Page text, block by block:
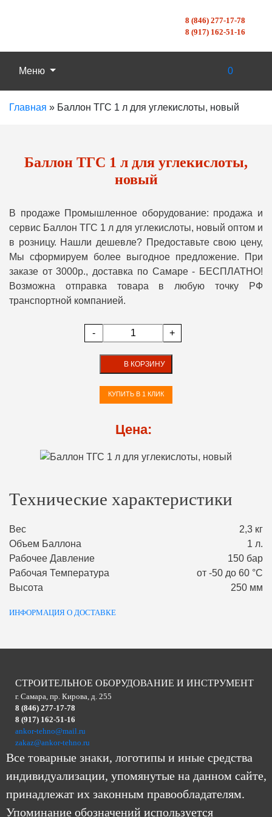
8 (846) 277-17-78
8 (917) 162-51-16
Меню 0
Главная » Баллон ТГС 1 л для углекислоты, новый
Баллон ТГС 1 л для углекислоты,
новый
В продаже Промышленное оборудование: продажа и
сервис Баллон ТГС 1 л для углекислоты, новый оптом и
в розницу. Нашли дешевле? Предоставьте свою цену,
Мы сформируем более выгодное предложение. При
заказе от 3000р., доставка по Самаре - БЕСПЛАТНО!
Возможна отправка товара в любую точку РФ
транспортной компанией.
- +
В КОРЗИНУ
КУПИТЬ В 1 КЛИК
Цена:
Технические характеристики
Вес
2,3 кг
Объем Баллона
1 л.
Рабочее Давление
150 бар
Рабочая Температура
от -50 до 60 °С
Высота
250 мм
ИНФОРМАЦИЯ О ДОСТАВКЕ
СТРОИТЕЛЬНОЕ ОБОРУДОВАНИЕ И ИНСТРУМЕНТ
г. Самара, пр. Кирова, д. 255
8 (846) 277-17-78
8 (917) 162-51-16
ankor-tehno@mail.ru
zakaz@ankor-tehno.ru
Все товарные знаки, логотипы и иные средства
индивидуализации, упомянутые на данном сайте,
принадлежат их законным правообладателям.
Упоминание обозначений используется